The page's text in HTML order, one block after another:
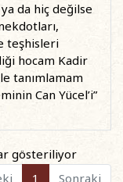
da hiç değilse
teşhisleri
hocam Kadir
tanımlamam
Can Yücel’i”
gösteriliyor
1 Sonraki